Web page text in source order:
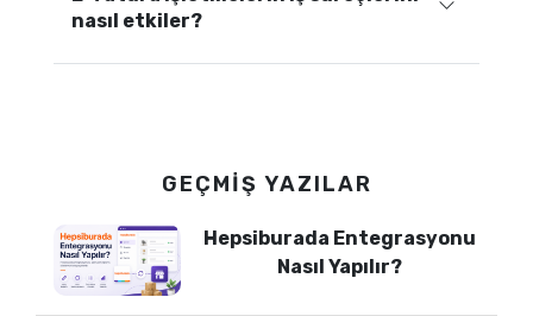
nasıl etkiler?
GEÇMIŞ YAZILAR
Hepsiburada Entegrasyonu
Nasıl Yapılır?